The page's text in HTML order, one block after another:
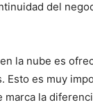
del
la nube es
Esto es muy
la